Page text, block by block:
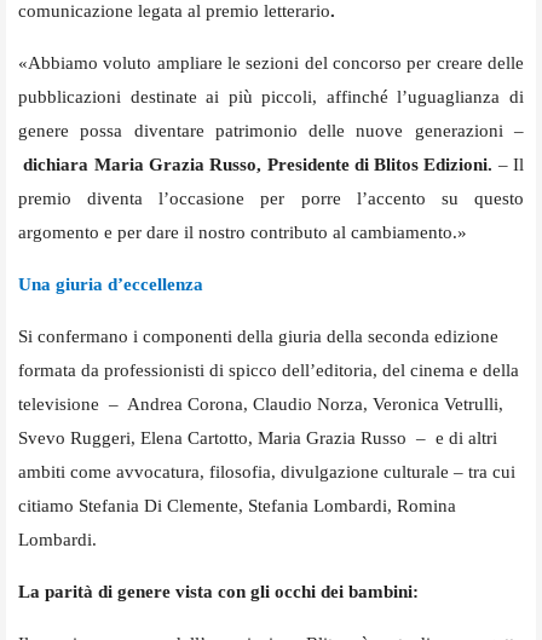
comunicazione legata al premio letterario.
«Abbiamo voluto ampliare le sezioni del concorso per creare delle
pubblicazioni destinate ai più piccoli, affinché l’uguaglianza di
genere possa diventare patrimonio delle nuove generazioni –
dichiara Maria Grazia Russo, Presidente di Blitos Edizioni. – Il
premio diventa l’occasione per porre l’accento su questo
argomento e per dare il nostro contributo al cambiamento.»
Una giuria d’eccellenza
Si confermano i componenti della giuria della seconda edizione
formata da professionisti di spicco dell’editoria, del cinema e della
televisione – Andrea Corona, Claudio Norza, Veronica Vetrulli,
Svevo Ruggeri, Elena Cartotto, Maria Grazia Russo – e di altri
ambiti come avvocatura, filosofia, divulgazione culturale – tra cui
citiamo Stefania Di Clemente, Stefania Lombardi, Romina
Lombardi.
La parità di genere vista con gli occhi dei bambini: